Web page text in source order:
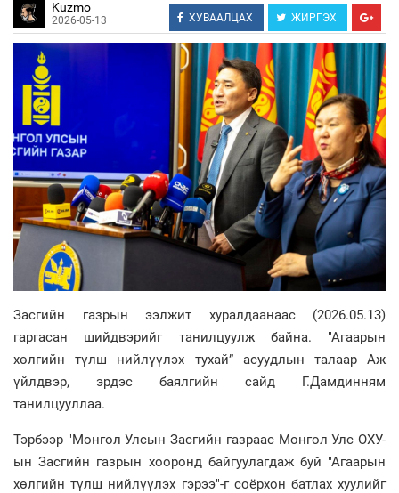
Kuzmo
2026-05-13 ХУВААЛЦАХ ЖИРГЭХ
Засгийн газрын ээлжит хуралдаанаас (2026.05.13)
гаргасан шийдвэрийг танилцуулж байна. "Агаарын
хөлгийн түлш нийлүүлэх тухай” асуудлын талаар Аж
үйлдвэр, эрдэс баялгийн сайд Г.Дамдинням
танилцууллаа.
Тэрбээр "Монгол Улсын Засгийн газраас Монгол Улс ОХУ-
ын Засгийн газрын хооронд байгуулагдаж буй "Агаарын
хөлгийн түлш нийлүүлэх гэрээ"-г соёрхон батлах хуулийг